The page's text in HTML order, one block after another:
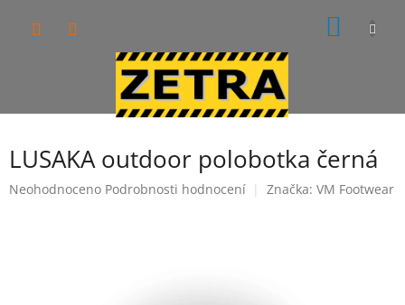
LUSAKA outdoor polobotka černá
Průměrné
Neohodnoceno Podrobnosti hodnocení Značka: VM Footwear